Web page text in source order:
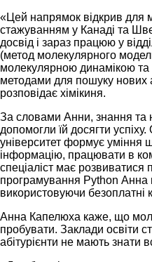
«Цей напрямок відкрив для
стажуванням у Канаді та
досвід і зараз працюю у
(метод молекулярного
молекулярною динамікою
методами для пошуку
розповідає хімікиня.
За словами Анни, знання та
допомогли їй досягти
університет формує уміння
інформацію, працювати в
спеціаліст має
програмування Python Анна
використовуючи безоплатні
Анна Капелюха каже, що
пробувати. Заклади освіти
абітурієнти не мають знати